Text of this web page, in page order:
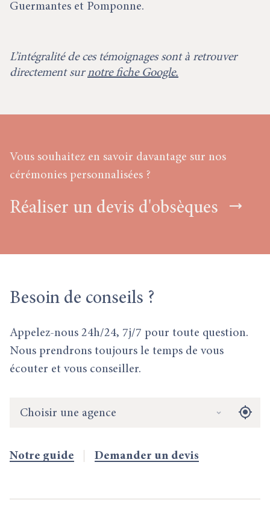
Guermantes et Pomponne.
L’intégralité de ces témoignages sont à retrouver
directement surnotre fiche Google.
Vous souhaitez en savoir davantage sur nos
cérémonies personnalisées ?
Réaliser un devis d'obsèques
Besoin de conseils ?
Appelez-nous 24h/24, 7j/7 pour toute question.
Nous prendrons toujours le temps de vous
écouter et vous conseiller.
Choisir une agence
Notre guide Demander un devis